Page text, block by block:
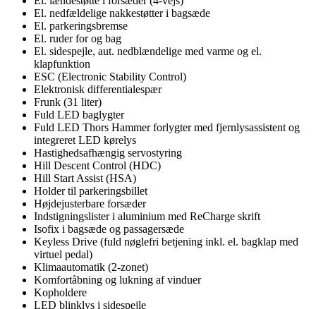
El. nedfældelige nakkestøtter i bagsæde
El. parkeringsbremse
El. ruder for og bag
El. sidespejle, aut. nedblændelige med varme og el.
klapfunktion
ESC (Electronic Stability Control)
Elektronisk differentialespær
Frunk (31 liter)
Fuld LED baglygter
Fuld LED Thors Hammer forlygter med fjernlysassistent og
integreret LED kørelys
Hastighedsafhængig servostyring
Hill Descent Control (HDC)
Hill Start Assist (HSA)
Holder til parkeringsbillet
Højdejusterbare forsæder
Indstigningslister i aluminium med ReCharge skrift
Isofix i bagsæde og passagersæde
Keyless Drive (fuld nøglefri betjening inkl. el. bagklap med
virtuel pedal)
Klimaautomatik (2-zonet)
Komfortåbning og lukning af vinduer
Kopholdere
LED blinklys i sidespejle